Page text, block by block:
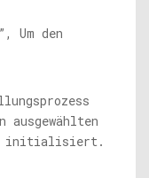
”, Um den
ausgewählten
initialisiert.